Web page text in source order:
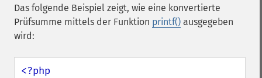
Das folgende Beispiel zeigt, wie eine konvertierte
Prüfsumme mittels der Funktion printf() ausgegeben
wird:
<?php